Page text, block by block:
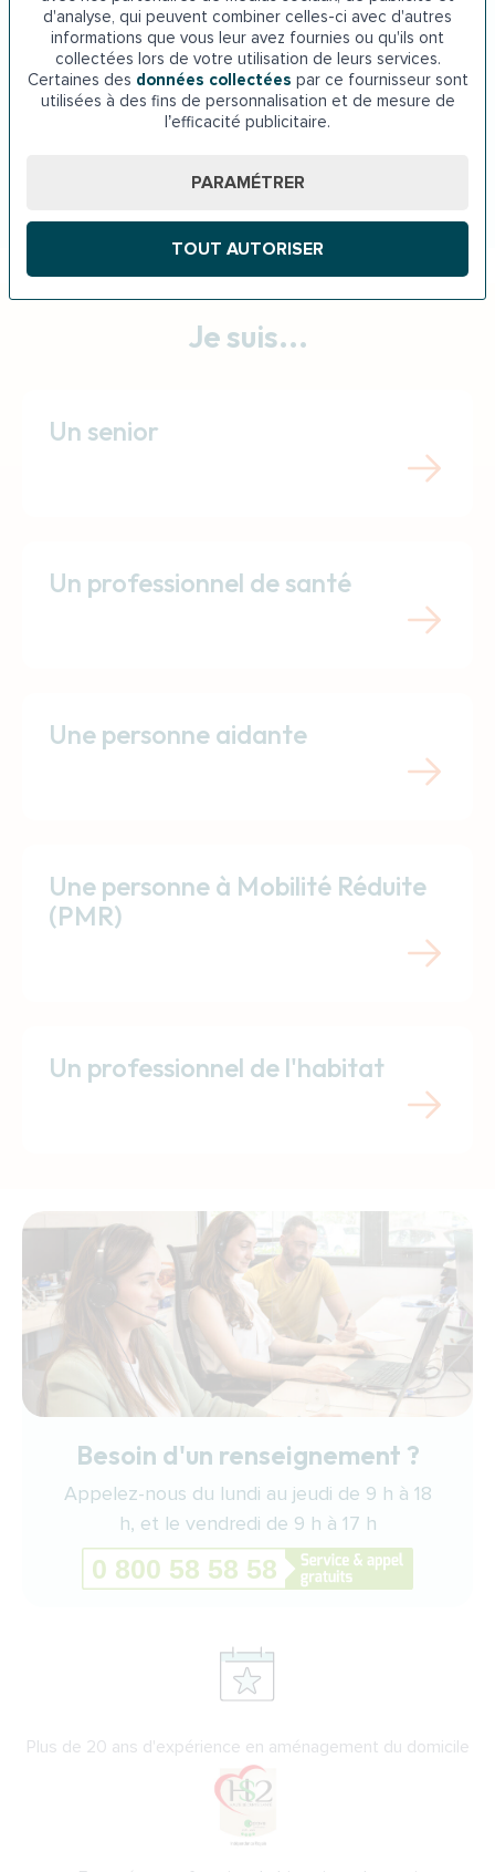
d'analyse, qui peuvent combiner celles-ci avec d'autres
informations que vous leur avez fournies ou qu'ils ont
collectées lors de votre utilisation de leurs services.
Certaines des données collectées par ce fournisseur sont
utilisées à des fins de personnalisation et de mesure de
l’efficacité publicitaire.
PARAMÉTRER
TOUT AUTORISER
Maintien à domicile Grand Est
Je suis...
Un senior
Un professionnel de santé
Une personne aidante
Une personne à Mobilité Réduite
(PMR)
Un professionnel de l'habitat
Besoin d'un renseignement ?
Appelez-nous du lundi au jeudi de 9 h à 18
h, et le vendredi de 9 h à 17 h
Plus de 20 ans d'expérience en aménagement du domicile